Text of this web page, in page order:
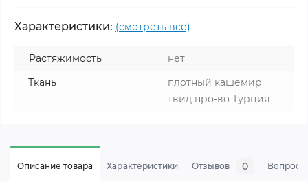
Характеристики: (смотреть все)
Растяжимость
нет
Ткань
плотный кашемир
твид про-во Турция
Описание товара Характеристики Отзывов 0 Вопросы